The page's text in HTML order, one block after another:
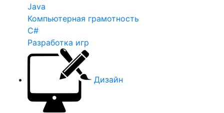
Java
Компьютерная грамотность
C#
Разработка игр
Дизайн